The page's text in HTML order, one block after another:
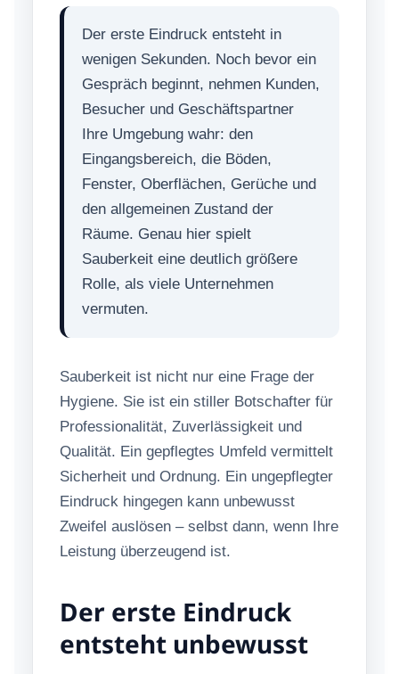
Der erste Eindruck entsteht in
wenigen Sekunden. Noch bevor ein
Gespräch beginnt, nehmen Kunden,
Besucher und Geschäftspartner
Ihre Umgebung wahr: den
Eingangsbereich, die Böden,
Fenster, Oberflächen, Gerüche und
den allgemeinen Zustand der
Räume. Genau hier spielt
Sauberkeit eine deutlich größere
Rolle, als viele Unternehmen
vermuten.
Sauberkeit ist nicht nur eine Frage der
Hygiene. Sie ist ein stiller Botschafter für
Professionalität, Zuverlässigkeit und
Qualität. Ein gepflegtes Umfeld vermittelt
Sicherheit und Ordnung. Ein ungepflegter
Eindruck hingegen kann unbewusst
Zweifel auslösen – selbst dann, wenn Ihre
Leistung überzeugend ist.
Der erste Eindruck
entsteht unbewusst